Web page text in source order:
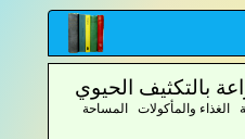
بالتكثيف الحيوي
الغذاء والمأكولات المساحة